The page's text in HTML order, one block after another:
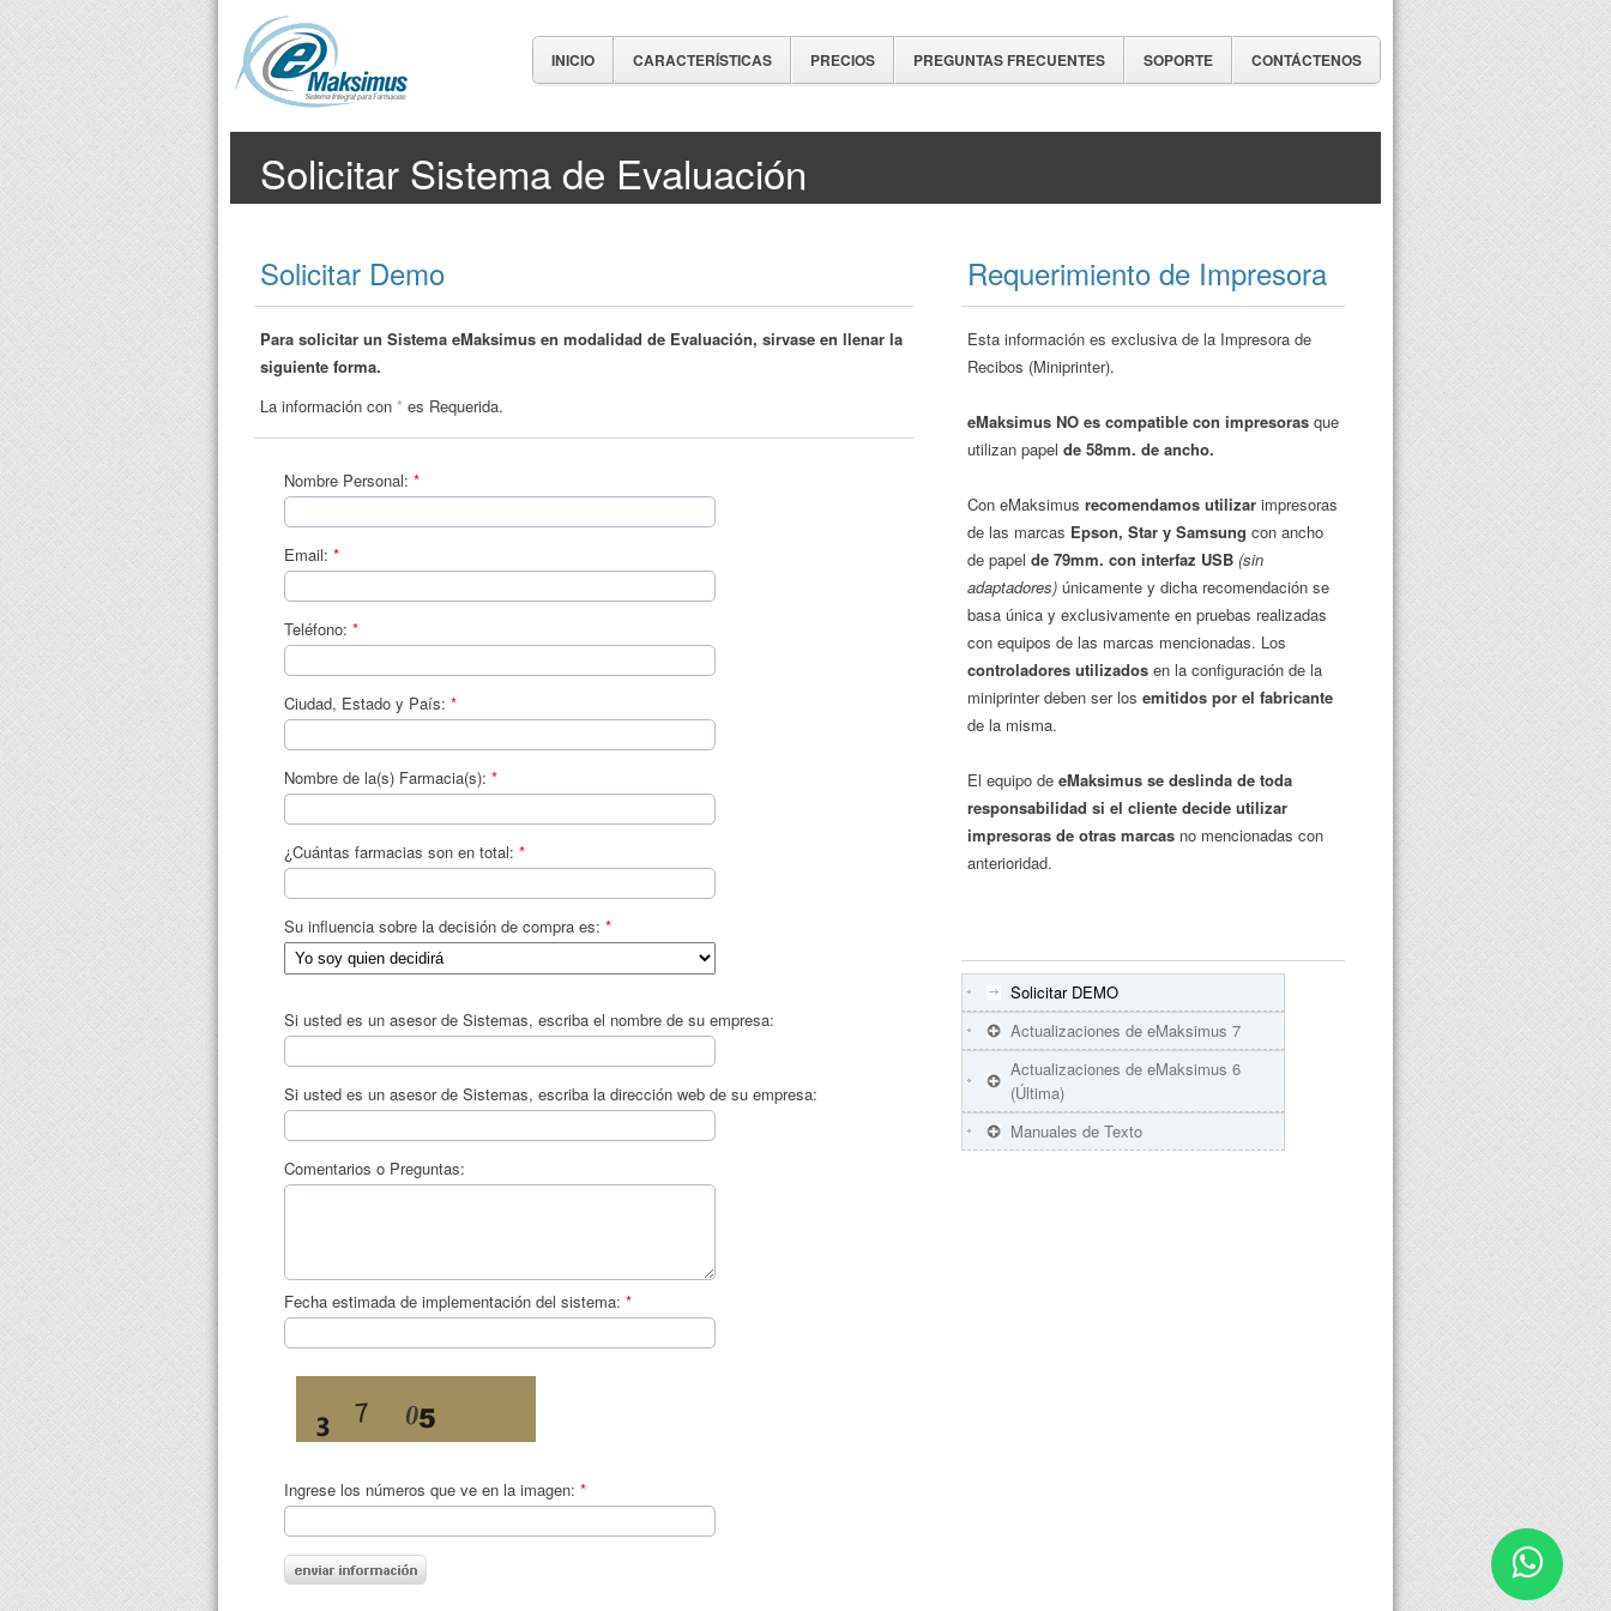
INICIO CARACTERÍSTICAS PRECIOS PREGUNTAS FRECUENTES SOPORTE CONTÁCTENOS
Solicitar Sistema de Evaluación
Solicitar Demo
Para solicitar un Sistema eMaksimus en modalidad de Evaluación, sirvase en llenar la
siguiente forma.
La información con * es Requerida.
Nombre Personal: *
Email: *
Teléfono: *
Ciudad, Estado y País: *
Nombre de la(s) Farmacia(s): *
¿Cuántas farmacias son en total: *
Su influencia sobre la decisión de compra es: *
Si usted es un asesor de Sistemas, escriba el nombre de su empresa:
Si usted es un asesor de Sistemas, escriba la dirección web de su empresa:
Comentarios o Preguntas:
Fecha estimada de implementación del sistema: *
Ingrese los números que ve en la imagen: *
Requerimiento de Impresora
Esta información es exclusiva de la Impresora de
Recibos (Miniprinter).
eMaksimus NO es compatible con impresoras que
utilizan papel de 58mm. de ancho.
Con eMaksimus recomendamos utilizar impresoras
de las marcas Epson, Star y Samsung con ancho
de papel de 79mm. con interfaz USB (sin
adaptadores) únicamente y dicha recomendación se
basa única y exclusivamente en pruebas realizadas
con equipos de las marcas mencionadas. Los
controladores utilizados en la configuración de la
miniprinter deben ser los emitidos por el fabricante
de la misma.
El equipo de eMaksimus se deslinda de toda
responsabilidad si el cliente decide utilizar
impresoras de otras marcas no mencionadas con
anterioridad.
Solicitar DEMO
Actualizaciones de eMaksimus 7
Actualizaciones de eMaksimus 6
(Última)
Manuales de Texto